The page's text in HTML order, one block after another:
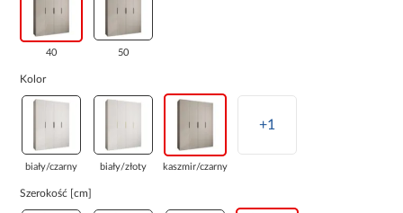
40 50
Kolor
biały/czarny biały/złoty kaszmir/czarny
+1
Szerokość [cm]